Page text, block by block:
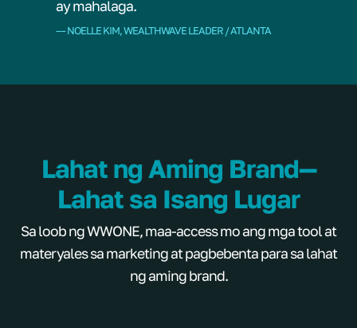
ay mahalaga.
–– NOELLE KIM, WEALTHWAVE LEADER / ATLANTA
Lahat ng Aming Brand—
Lahat sa Isang Lugar
Sa loob ng WWONE, maa-access mo ang mga tool at
materyales sa marketing at pagbebenta para sa lahat
ng aming brand.